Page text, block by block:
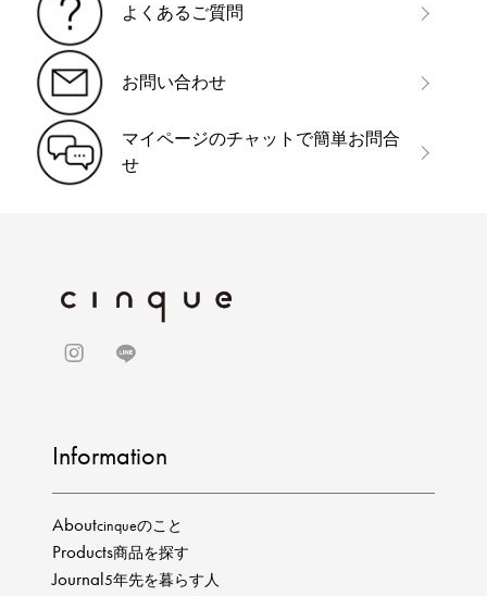
よくあるご質問
お問い合わせ
マイページのチャットで簡単お問合
せ
Information
Aboutcinqueのこと
Products商品を探す
Journal5年先を暮らす人